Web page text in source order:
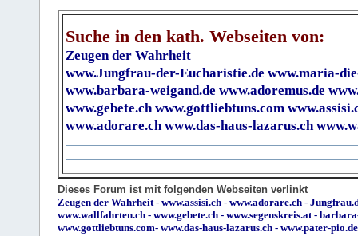
Suche in den kath. Webseiten von:
Zeugen der Wahrheit
www.Jungfrau-der-Eucharistie.de www.maria-
www.barbara-weigand.de www.adoremus.de
www.gebete.ch www.gottliebtuns.com
www.adorare.ch www.das-haus-lazarus.ch
Dieses Forum ist mit folgenden Webseiten verlinkt
Zeugen der Wahrheit - www.assisi.ch - www.adorare.ch -
www.wallfahrten.ch - www.gebete.ch - www.segenskreis.at -
www.gottliebtuns.com- www.das-haus-lazarus.ch - www.pater-pio.de